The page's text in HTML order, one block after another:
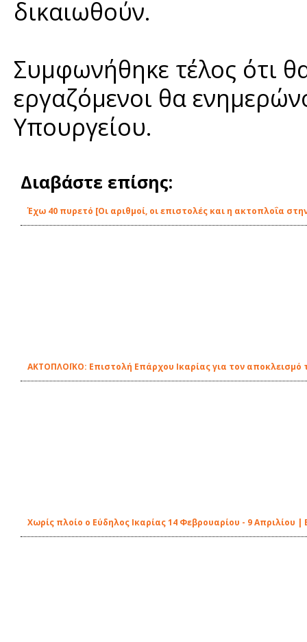
δικαιωθούν.
Συμφωνήθηκε τέλος ότι
εργαζόμενοι θα
Υπουργείου.
Διαβάστε επίσης:
Έχω 40 πυρετό [Οι αριθμοί, οι επιστολές και η ακτοπλοΐα
ΑΚΤΟΠΛΟΪΚΟ: Επιστολή Επάρχου Ικαρίας για τον αποκλεισμό
Χωρίς πλοίο ο Εύδηλος Ικαρίας 14 Φεβρουαρίου - 9 Απριλίου